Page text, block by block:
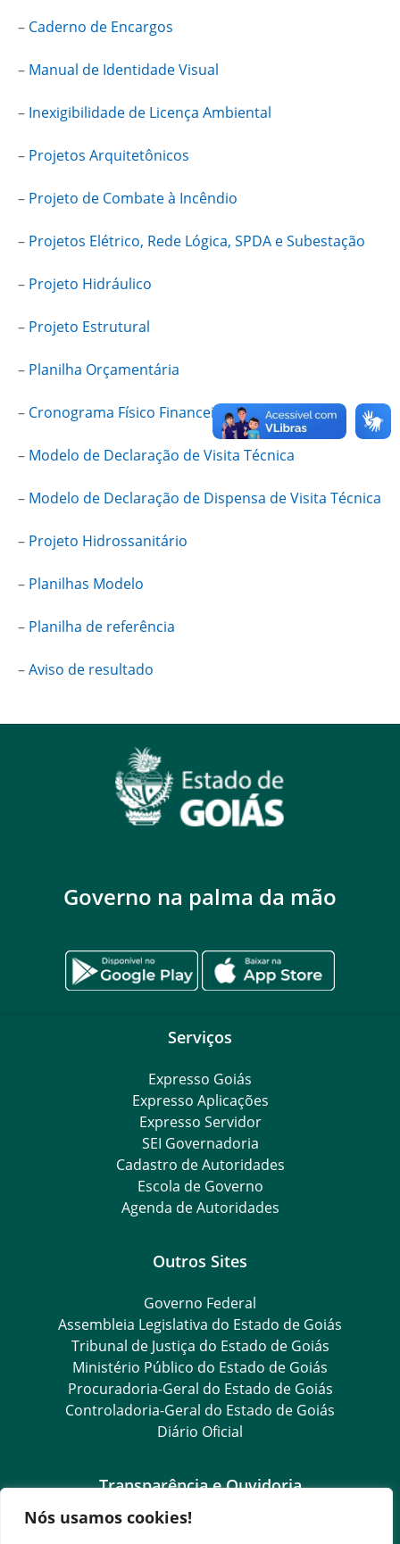
Nós usamos cookies!
– Caderno de Encargos
– Manual de Identidade Visual
– Inexigibilidade de Licença Ambiental
– Projetos Arquitetônicos
– Projeto de Combate à Incêndio
– Projetos Elétrico, Rede Lógica, SPDA e Subestação
– Projeto Hidráulico
– Projeto Estrutural
– Planilha Orçamentária
– Cronograma Físico Financeiro
– Modelo de Declaração de Visita Técnica
– Modelo de Declaração de Dispensa de Visita Técnica
– Projeto Hidrossanitário
– Planilhas Modelo
– Planilha de referência
–Aviso de resultado
Governo na palma da mão
Serviços
Expresso Goiás
Expresso Aplicações
Expresso Servidor
SEI Governadoria
Cadastro de Autoridades
Escola de Governo
Agenda de Autoridades
Outros Sites
Governo Federal
Assembleia Legislativa do Estado de Goiás
Tribunal de Justiça do Estado de Goiás
Ministério Público do Estado de Goiás
Procuradoria-Geral do Estado de Goiás
Controladoria-Geral do Estado de Goiás
Diário Oficial
Transparência e Ouvidoria
LGPD